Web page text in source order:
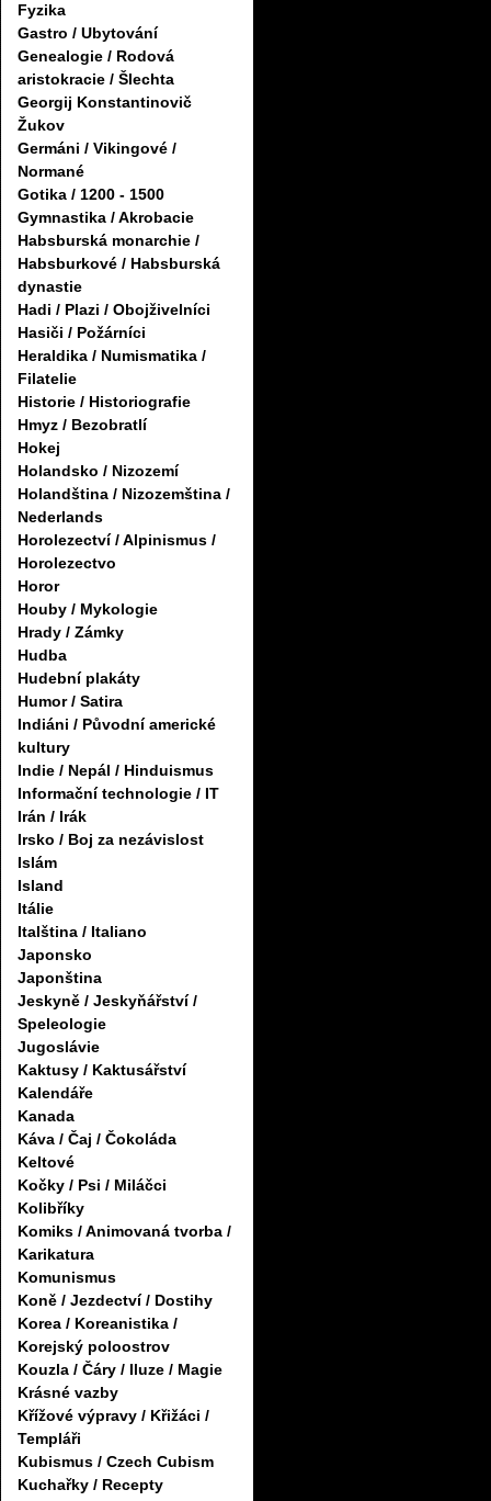
Fyzika
Gastro / Ubytování
Genealogie / Rodová
aristokracie / Šlechta
Georgij Konstantinovič
Žukov
Germáni / Vikingové /
Normané
Gotika / 1200 - 1500
Gymnastika / Akrobacie
Habsburská monarchie /
Habsburkové / Habsburská
dynastie
Hadi / Plazi / Obojživelníci
Hasiči / Požárníci
Heraldika / Numismatika /
Filatelie
Historie / Historiografie
Hmyz / Bezobratlí
Hokej
Holandsko / Nizozemí
Holandština / Nizozemština /
Nederlands
Horolezectví / Alpinismus /
Horolezectvo
Horor
Houby / Mykologie
Hrady / Zámky
Hudba
Hudební plakáty
Humor / Satira
Indiáni / Původní americké
kultury
Indie / Nepál / Hinduismus
Informační technologie / IT
Irán / Irák
Irsko / Boj za nezávislost
Islám
Island
Itálie
Italština / Italiano
Japonsko
Japonština
Jeskyně / Jeskyňářství /
Speleologie
Jugoslávie
Kaktusy / Kaktusářství
Kalendáře
Kanada
Káva / Čaj / Čokoláda
Keltové
Kočky / Psi / Miláčci
Kolibříky
Komiks / Animovaná tvorba /
Karikatura
Komunismus
Koně / Jezdectví / Dostihy
Korea / Koreanistika /
Korejský poloostrov
Kouzla / Čáry / Iluze / Magie
Krásné vazby
Křížové výpravy / Křižáci /
Templáři
Kubismus / Czech Cubism
Kuchařky / Recepty